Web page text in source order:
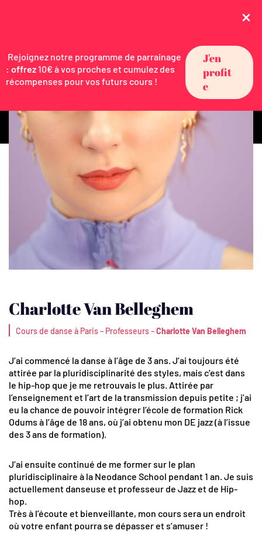
Rejoignez notre programme de parrainage
: offrez10€ à vos proches et cumulez des
récompenses pour vos futurs cours !
J'en
profit
e
Charlotte Van Belleghem
Cours de danse à Paris- Professeurs-Charlotte Van Belleghem
J’ai commencé la danse à l’âge de 3 ans. J’ai toujours été
attirée par la pluridisciplinarité des styles, mais c’est dans
le hip-hop que je me retrouvais le plus. Attirée par
l’enseignement et l’art de la transmission depuis petite ; j’ai
eu la chance de pouvoir intégrer l’école de formation Rick
Odums à l’âge de 18 ans, où j’ai obtenu mon DE jazz (à l’issue
des 3 ans de formation).
J’ai ensuite continué de me former sur le plan
pluridisciplinaire à la Neodance School pendant 1 an. Je suis
actuellement danseuse et professeur de Jazz et de Hip-
hop.
Très à l’écoute et bienveillante, mon cours sera un endroit
où votre enfant pourra se dépasser et s’amuser !